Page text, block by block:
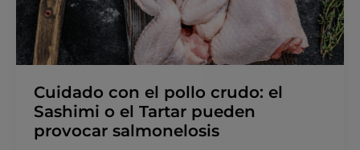
Cuidado con el pollo crudo: el
Sashimi o el Tartar pueden
provocar salmonelosis